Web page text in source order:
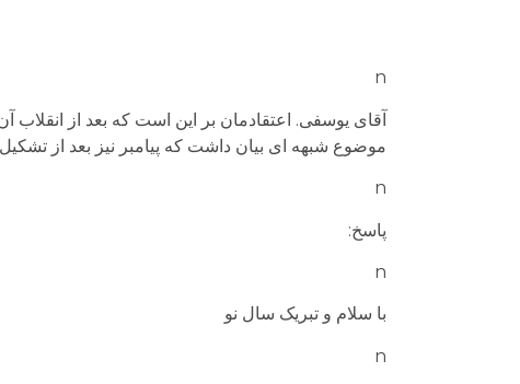
n
آقای یوسفی. اعتقادمان بر این است که بعد از انقلاب
موضوع شبهه ای بیان داشت که پیامبر نیز بعد از
n
پاسخ:
n
با سلام و تبريک سال نو
n